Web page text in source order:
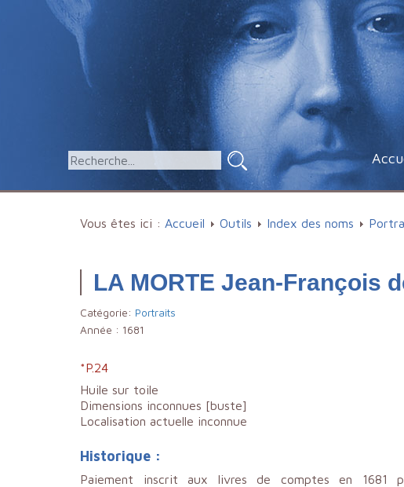
Vous êtes ici : Accueil Outils Index des noms
LA MORTE Jean-François
Catégorie: Portraits
Année : 1681
*P.24
Huile sur toile
Dimensions inconnues [buste]
Localisation actuelle inconnue
Historique :
Paiement inscrit aux livres de comptes en